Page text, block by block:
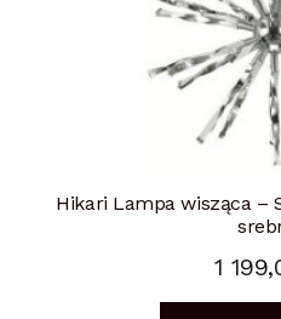
Hikari Lampa wisząca –
1